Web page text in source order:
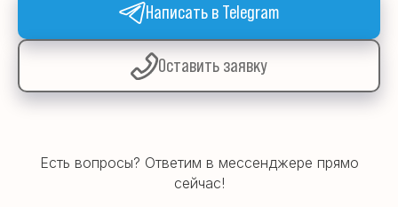
Написать в Telegram
Оставить заявку
Есть вопросы? Ответим в мессенджере прямо
сейчас!